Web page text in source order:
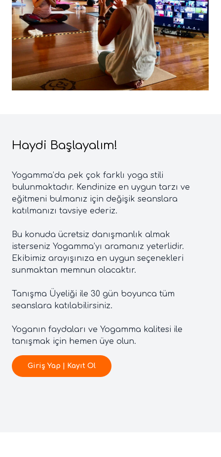
Haydi Başlayalım!
Yogamma’da pek çok farklı yoga stili
bulunmaktadır. Kendinize en uygun tarzı ve
eğitmeni bulmanız için değişik seanslara
katılmanızı tavsiye ederiz.
Bu konuda ücretsiz danışmanlık almak
isterseniz Yogamma’yı aramanız yeterlidir.
Ekibimiz arayışınıza en uygun seçenekleri
sunmaktan memnun olacaktır.
Tanışma Üyeliği ile 30 gün boyunca tüm
seanslara katılabilirsiniz.
Yoganın faydaları ve Yogamma kalitesi ile
tanışmak için hemen üye olun.
Giriş Yap | Kayıt Ol